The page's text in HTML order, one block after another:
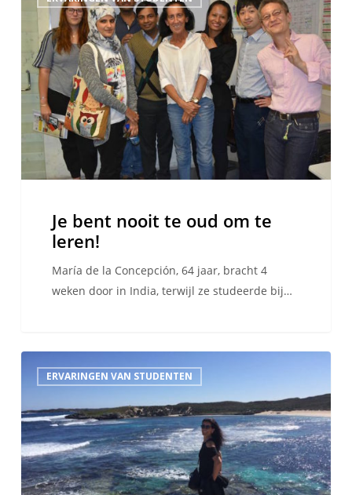
oud
om
leren!
Je bent nooit te oud om te
leren!
María de la Concepción, 64 jaar, bracht 4
weken door in India, terwijl ze studeerde bij…
naar
op
je
vijftigste?
Uitdaging
ERVARINGEN VAN STUDENTEN